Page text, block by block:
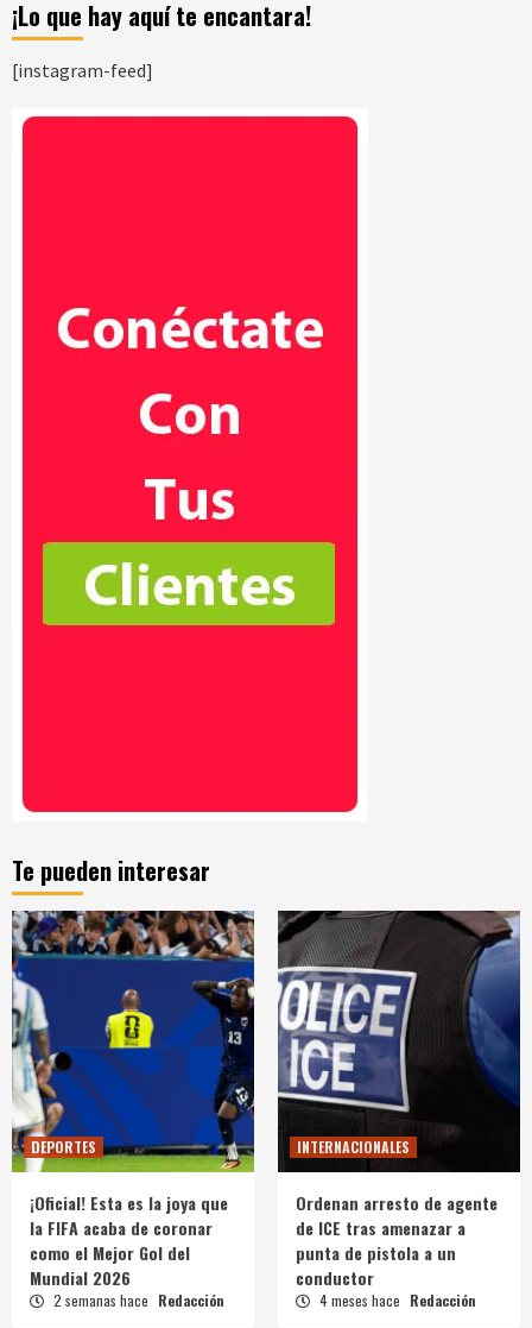
¡Lo que hay aquí te encantara!
[instagram-feed]
Te pueden interesar
DEPORTES
¡Oficial! Esta es la joya que
la FIFA acaba de coronar
como el Mejor Gol del
Mundial 2026
2 semanas hace Redacción
INTERNACIONALES
Ordenan arresto de agente
de ICE tras amenazar a
punta de pistola a un
conductor
4 meses hace Redacción